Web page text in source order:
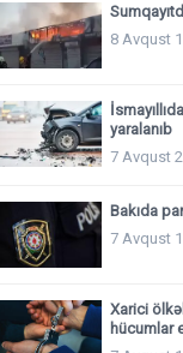
8 Avqust
yaralanıb
7 Avqust
Bakıda
7 Avqust
Xarici
hücumlar